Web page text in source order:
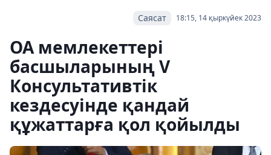
18:15, 14 қыркүйек 2023
Саясат
ОА мемлекеттері
басшыларының V
Консультативтік
кездесуінде қандай
құжаттарға қол қойылды